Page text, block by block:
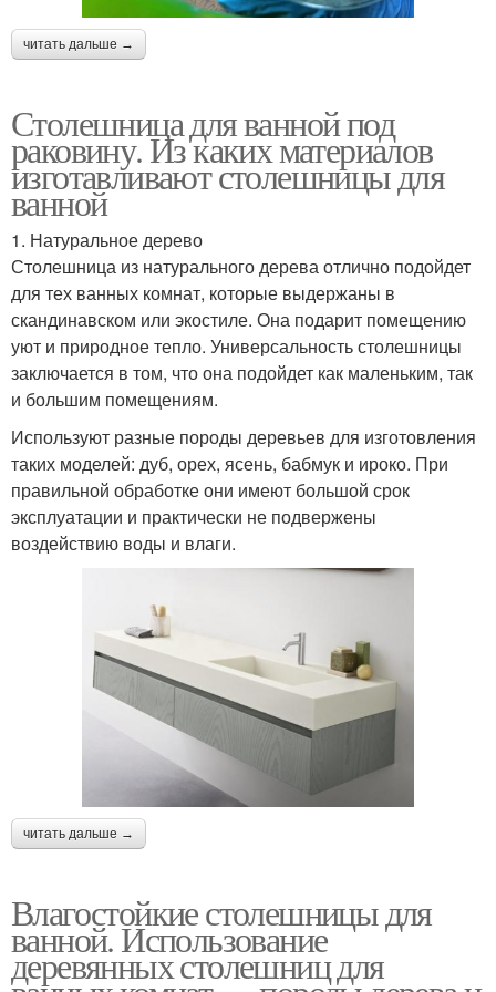
читать дальше →
Столешница для ванной под
раковину. Из каких материалов
изготавливают столешницы для
ванной
1. Натуральное дерево
Столешница из натурального дерева отлично подойдет
для тех ванных комнат, которые выдержаны в
скандинавском или экостиле. Она подарит помещению
уют и природное тепло. Универсальность столешницы
заключается в том, что она подойдет как маленьким, так
и большим помещениям.
Используют разные породы деревьев для изготовления
таких моделей: дуб, орех, ясень, бабмук и ироко. При
правильной обработке они имеют большой срок
эксплуатации и практически не подвержены
воздействию воды и влаги.
читать дальше →
Влагостойкие столешницы для
ванной. Использование
деревянных столешниц для